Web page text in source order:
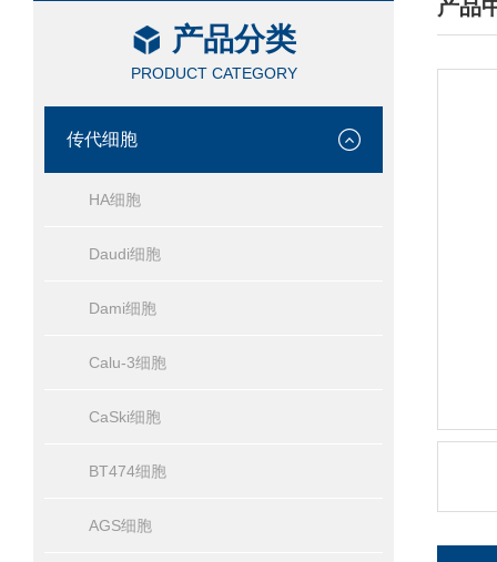
产品分类
PRODUCT CATEGORY
传代细胞
HA细胞
Daudi细胞
Dami细胞
Calu-3细胞
CaSki细胞
BT474细胞
AGS细胞
产品
/